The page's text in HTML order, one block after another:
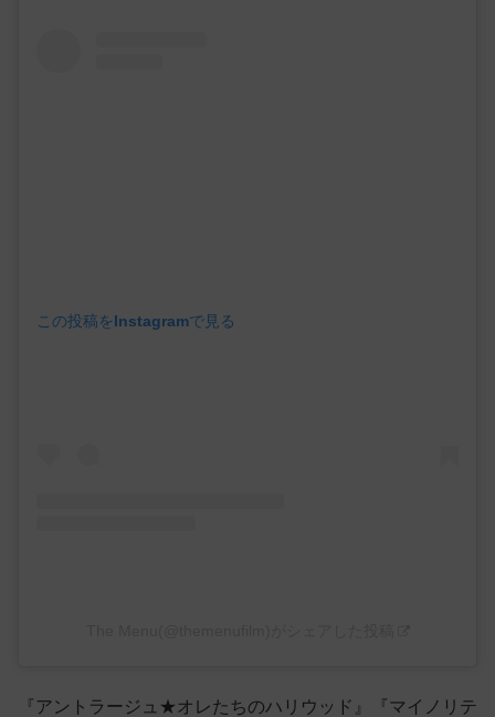
この投稿をInstagramで見る
『アントラージュ★オレたちのハリウッド』『マイノリテ